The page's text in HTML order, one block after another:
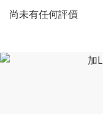
尚未有任何評價